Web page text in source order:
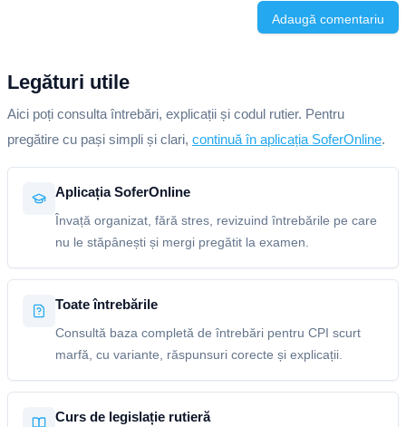
Adaugă comentariu
Legături utile
Aici poți consulta întrebări, explicații și codul rutier. Pentru
pregătire cu pași simpli și clari, continuă în aplicația SoferOnline.
Aplicația SoferOnline
Învață organizat, fără stres, revizuind întrebările pe care
nu le stăpânești și mergi pregătit la examen.
Toate întrebările
Consultă baza completă de întrebări pentru CPI scurt
marfă, cu variante, răspunsuri corecte și explicații.
Curs de legislație rutieră